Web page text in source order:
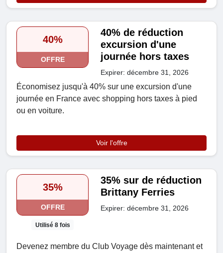
40%
OFFRE
40% de réduction
excursion d'une
journée hors taxes
Expirer: décembre 31, 2026
Économisez jusqu'à 40% sur une excursion d'une
journée en France avec shopping hors taxes à pied
ou en voiture.
Voir l'offre
35%
OFFRE
Utilisé 8 fois
35% sur de réduction
Brittany Ferries
Expirer: décembre 31, 2026
Devenez membre du Club Voyage dès maintenant et